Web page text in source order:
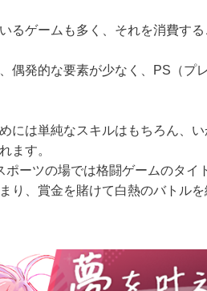
るゲームも多く、それを消費す
偶発的な要素が少なく、PS（プ
には単純なスキルはもちろん、
ます。
ーツの場では格闘ゲームのタイ
り、賞金を賭けて白熱のバトルを